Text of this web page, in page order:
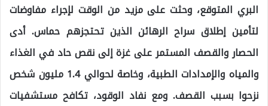
البري المتوقع، وحثت على مزيد من الوقت لإجراء مفاوضات
لتأمين إطلاق سراح الرهائن الذين تحتجزهم حماس. أدى
الحصار والقصف المستمر على غزة إلى نقص حاد في الغذاء
والمياه والإمدادات الطبية، وخاصة لحوالي 1.4 مليون شخص
نزحوا بسبب القصف. ومع نفاد الوقود، تكافح مستشفيات